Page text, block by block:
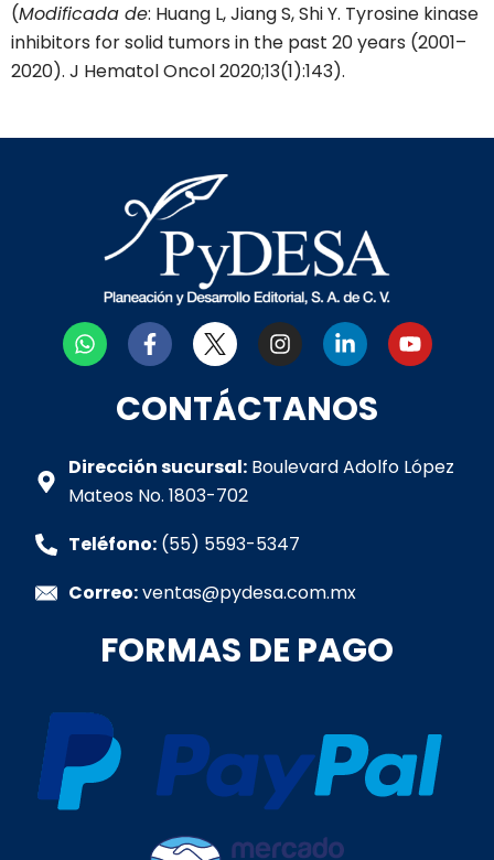
(Modificada de: Huang L, Jiang S, Shi Y. Tyrosine kinase
inhibitors for solid tumors in the past 20 years (2001–
2020). J Hematol Oncol 2020;13(1):143).
W
h
p
p
F
a
e
b
o
k
-
I
n
t
a
r
L
i
k
e
i
Y
o
e
CONTÁCTANOS
Dirección sucursal: Boulevard Adolfo López
Mateos No. 1803-702
Teléfono: (55) 5593-5347
Correo:ventas@pydesa.com.mx
FORMAS DE PAGO